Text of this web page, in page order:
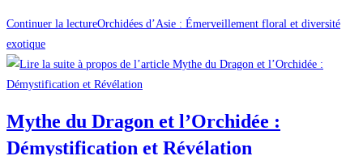
Continuer la lectureOrchidées d’Asie : Émerveillement floral et diversité
exotique
Mythe du Dragon et l’Orchidée :
Démystification et Révélation